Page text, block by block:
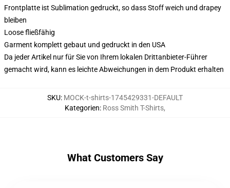
Frontplatte ist Sublimation gedruckt, so dass Stoff weich und drapey
bleiben
Loose fließfähig
Garment komplett gebaut und gedruckt in den USA
Da jeder Artikel nur für Sie von Ihrem lokalen Drittanbieter-Führer
gemacht wird, kann es leichte Abweichungen in dem Produkt erhalten
SKU: MOCK-t-shirts-1745429331-DEFAULT
Kategorien: Ross Smith T-Shirts,
What Customers Say